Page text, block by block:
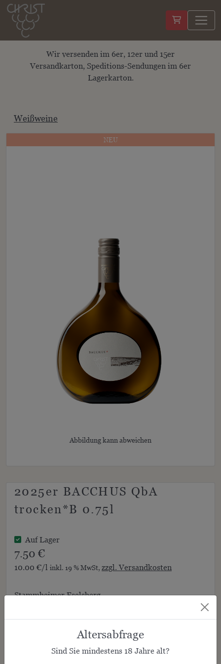
Wir versenden im 6er, 12er und 15er
Versandkarton, Speditions-Sendungen im 6er
Lagerkarton.
Altersabfrage
Sind Sie mindestens 18 Jahre alt?
Weißweine
NEUNEU
Abbildung kann abweichen
2025er BACCHUS QbA
trocken*B 0.75l
Auf Lager
7.50 €
10.00 €/l inkl. 19 % MwSt, zzgl. Versandkosten
Stammheimer Eselsberg
Menge: